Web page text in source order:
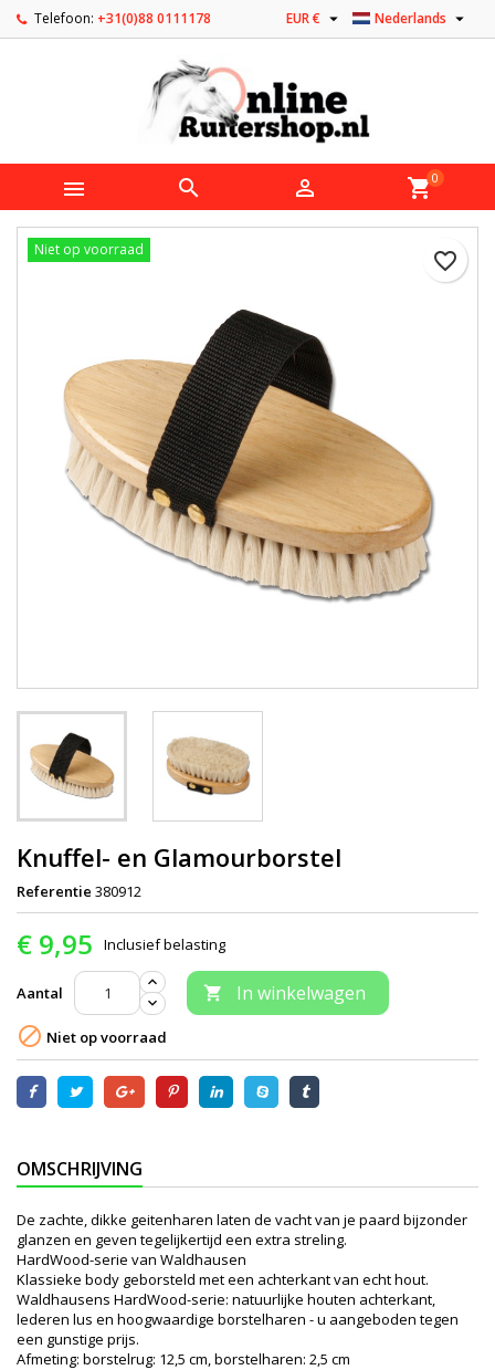
Telefoon: +31(0)88 0111178 Nederlands 
EUR € 
   shopping_cart0
favorite_border
Niet op voorraad
Knuffel- en Glamourborstel
Referentie 380912
€ 9,95 Inclusief belasting
Aantal  In winkelwagen
 Niet op voorraad
OMSCHRIJVING
De zachte, dikke geitenharen laten de vacht van je paard bijzonder
glanzen en geven tegelijkertijd een extra streling.
HardWood-serie van Waldhausen
Klassieke body geborsteld met een achterkant van echt hout.
Waldhausens HardWood-serie: natuurlijke houten achterkant,
lederen lus en hoogwaardige borstelharen - u aangeboden tegen
een gunstige prijs.
Afmeting: borstelrug: 12,5 cm, borstelharen: 2,5 cm